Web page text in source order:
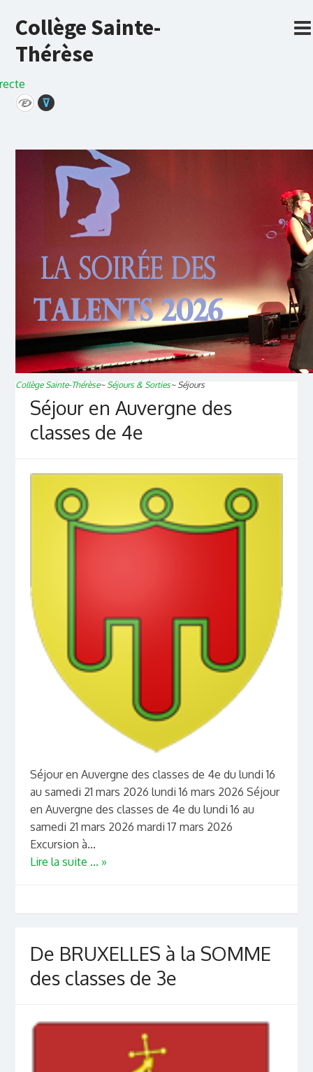
Collège Sainte-
Thérèse
⊽
Collège Sainte-Thérèse~ Séjours & Sorties~ Séjours
Séjour en Auvergne des
classes de 4e
Séjour en Auvergne des classes de 4e du lundi 16
au samedi 21 mars 2026 lundi 16 mars 2026 Séjour
en Auvergne des classes de 4e du lundi 16 au
samedi 21 mars 2026 mardi 17 mars 2026
Excursion à...
Lire la suite ... »
De BRUXELLES à la SOMME
des classes de 3e